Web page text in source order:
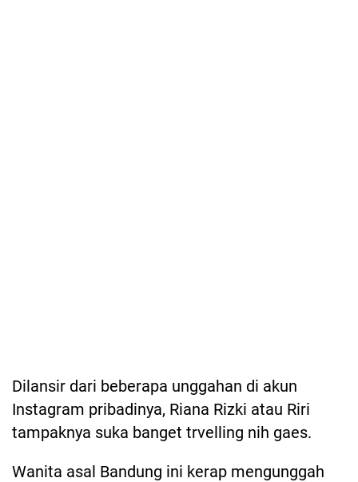
Dilansir dari beberapa unggahan di akun
Instagram pribadinya, Riana Rizki atau Riri
tampaknya suka banget trvelling nih gaes.
Wanita asal Bandung ini kerap mengunggah